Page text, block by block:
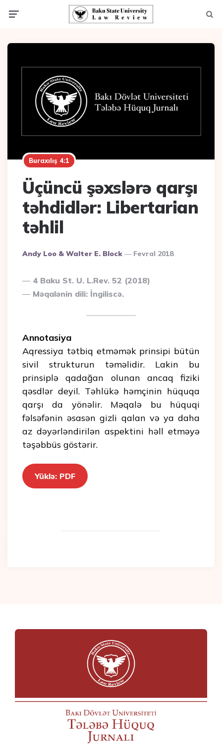
Buraxılış 4:1
Üçüncü şəxslərə qarşı
təhdidlər: Libertarian
təhlil
Posted
Andy Loo & Walter E. Block Fevral 2018
4 Baku St. U. L.Rev. 52 (2018)
Məqalənin dili: İngiliscə.
Annotasiya
Aqressiya tətbiq etməmək prinsipi bütün
sivil strukturun təməlidir. Lakin bu
prinsiplə qadağan olunan ancaq fiziki
qəsdlər deyil. Təhlükə həmçinin hüquqa
qarşı da yönəlir. Məqalə bu hüquqi
fəlsəfənin əsasən gizli qalan və ya daha
az dəyərləndirilən aspektini həll etməyə
təşəbbüs göstərir.
Yüklə: PDF